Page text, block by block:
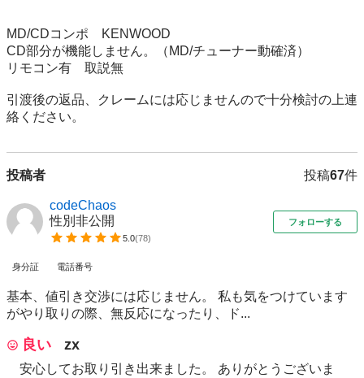
MD/CDコンポ　KENWOOD
CD部分が機能しません。（MD/チューナー動確済）
リモコン有　取説無
引渡後の返品、クレームには応じませんので十分検討の上連
投稿者 投稿67件
codeChaos
性別非公開
5.0(78)
フォローする
身分証 電話番号
基本、値引き交渉には応じません。 私も気をつけています
がやり取りの際、無反応になったり、ド...
良い zx
安心してお取り引き出来ました。 ありがとうございま